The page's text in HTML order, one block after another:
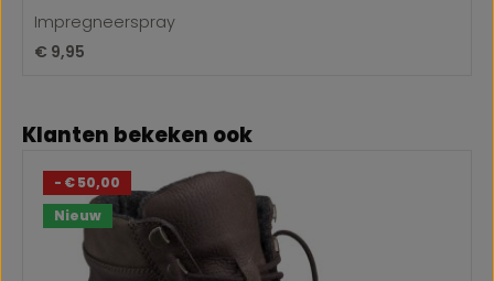
Impregneerspray
Normale prijs:
€ 9,95
Productgalerij overslaan
Klanten bekeken ook
- € 50,00
Nieuw